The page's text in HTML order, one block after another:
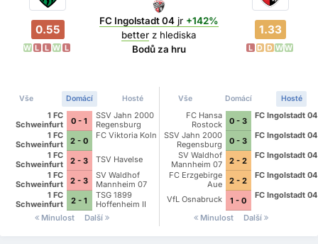
0.55
W L L W L
FC Ingolstadt 04jr +142%
better z hlediska
Bodů za hru
1.33
L D D W W
Vše Domácí Hosté
1 FC
Schweinfurt
1905
0 - 1
SSV Jahn 2000
Regensburg
1 FC
Schweinfurt
1905
2 - 0
FC Viktoria Koln
1 FC
Schweinfurt
1905
2 - 3
TSV Havelse
1 FC
Schweinfurt
1905
2 - 3
SV Waldhof
Mannheim 07
1 FC
Schweinfurt
1905
2 - 1
TSG 1899
Hoffenheim II
Minulost
Další
Vše Domácí Hosté
FC Hansa
Rostock
0 - 3
FC Ingolstadt 04
SSV Jahn 2000
Regensburg
0 - 3
FC Ingolstadt 04
SV Waldhof
Mannheim 07
2 - 2
FC Ingolstadt 04
FC Erzgebirge
Aue
2 - 2
FC Ingolstadt 04
VfL Osnabruck 1 - 0
FC Ingolstadt 04
Minulost Další